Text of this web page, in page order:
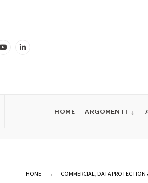
HOME ARGOMENTI
HOME COMMERCIAL DATA PROTECTION